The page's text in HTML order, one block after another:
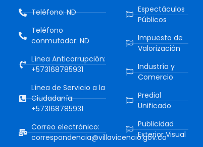
Teléfono: ND
Teléfono
conmutador: ND
Línea Anticorrupción:
+573168785931
Línea de Servicio a la
Ciudadanía:
+573168785931
Correo electrónico:
correspondencia@villavicencio.gov.co
Espectáculos
Públicos
Impuesto de
Valorización
Industría y
Comercio
Predial
Unificado
Publicidad
Exterior Visual